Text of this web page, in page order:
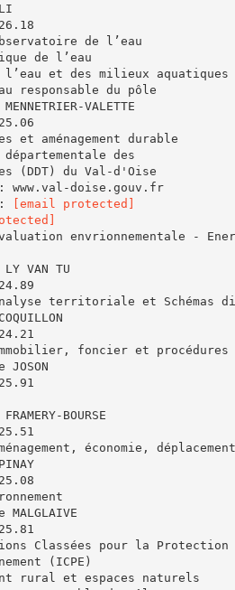
de l’eau
de l’eau
l’eau et des milieux aquatiques
responsable du pôle
VALETTE
et aménagement durable
des
(DDT) du Val-d'Oise
doise.gouv.fr
[email protected]
envrionnementale -
VAN TU
territoriale et Schémas
foncier et procédures
BOURSE
économie,
Classées pour la Protection
(ICPE)
rural et espaces naturels